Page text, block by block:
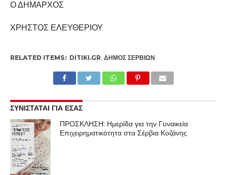
Ο ΔΗΜΑΡΧΟΣ
ΧΡΗΣΤΟΣ ΕΛΕΥΘΕΡΙΟΥ
RELATED ITEMS: DITIKI.GR, ΔΉΜΟΣ ΣΕΡΒΊΩΝ
ΣΥΝΙΣΤΑΤΑΙ ΓΙΑ ΕΣΑΣ
ΠΡΟΣΚΛΗΣΗ: Ημερίδα για την Γυναικεία
Επιχειρηματικότητα στα Σέρβια Κοζάνης